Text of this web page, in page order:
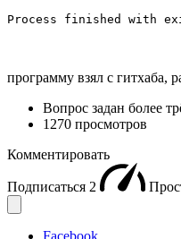
Process finished with
программу взял с гитхаба,
Вопрос задан более
1270 просмотров
Комментировать
Подписаться 2
Facebook